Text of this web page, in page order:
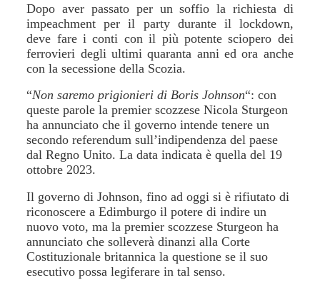
Dopo aver passato per un soffio la richiesta di
impeachment per il party durante il lockdown,
deve fare i conti con il più potente sciopero dei
ferrovieri degli ultimi quaranta anni ed ora anche
con la secessione della Scozia.
“Non saremo prigionieri di Boris Johnson“: con
queste parole la premier scozzese Nicola Sturgeon
ha annunciato che il governo intende tenere un
secondo referendum sull’indipendenza del paese
dal Regno Unito. La data indicata è quella del 19
ottobre 2023.
Il governo di Johnson, fino ad oggi si è rifiutato di
riconoscere a Edimburgo il potere di indire un
nuovo voto, ma la premier scozzese Sturgeon ha
annunciato che solleverà dinanzi alla Corte
Costituzionale britannica la questione se il suo
esecutivo possa legiferare in tal senso.